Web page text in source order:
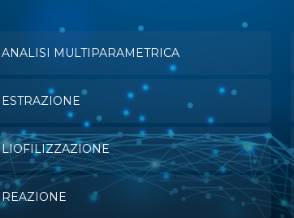
ANALISI MULTIPARAMETRICA
ESTRAZIONE
LIOFILIZZAZIONE
REAZIONE